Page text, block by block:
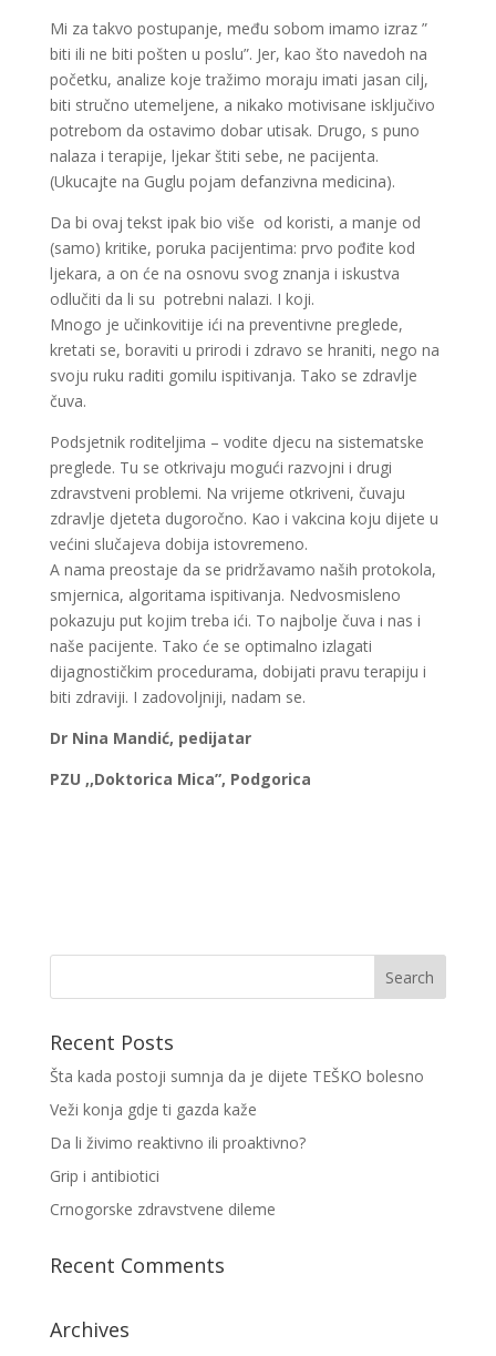
Mi za takvo postupanje, među sobom imamo izraz ”
biti ili ne biti pošten u poslu”. Jer, kao što navedoh na
početku, analize koje tražimo moraju imati jasan cilj,
biti stručno utemeljene, a nikako motivisane isključivo
potrebom da ostavimo dobar utisak. Drugo, s puno
nalaza i terapije, ljekar štiti sebe, ne pacijenta.
(Ukucajte na Guglu pojam defanzivna medicina).
Da bi ovaj tekst ipak bio više od koristi, a manje od
(samo) kritike, poruka pacijentima: prvo pođite kod
ljekara, a on će na osnovu svog znanja i iskustva
odlučiti da li su potrebni nalazi. I koji.
Mnogo je učinkovitije ići na preventivne preglede,
kretati se, boraviti u prirodi i zdravo se hraniti, nego na
svoju ruku raditi gomilu ispitivanja. Tako se zdravlje
čuva.
Podsjetnik roditeljima – vodite djecu na sistematske
preglede. Tu se otkrivaju mogući razvojni i drugi
zdravstveni problemi. Na vrijeme otkriveni, čuvaju
zdravlje djeteta dugoročno. Kao i vakcina koju dijete u
većini slučajeva dobija istovremeno.
A nama preostaje da se pridržavamo naših protokola,
smjernica, algoritama ispitivanja. Nedvosmisleno
pokazuju put kojim treba ići. To najbolje čuva i nas i
naše pacijente. Tako će se optimalno izlagati
dijagnostičkim procedurama, dobijati pravu terapiju i
biti zdraviji. I zadovoljniji, nadam se.
Dr Nina Mandić, pedijatar
PZU ,,Doktorica Mica”, Podgorica
Recent Posts
Šta kada postoji sumnja da je dijete TEŠKO bolesno
Veži konja gdje ti gazda kaže
Da li živimo reaktivno ili proaktivno?
Grip i antibiotici
Crnogorske zdravstvene dileme
Recent Comments
Archives